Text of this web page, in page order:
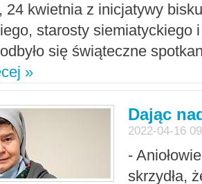
24 kwietnia z inicjatywy
starosty siemiatyckiego
się świąteczne
»
Dając
2022-04-16
-
skrzydła,